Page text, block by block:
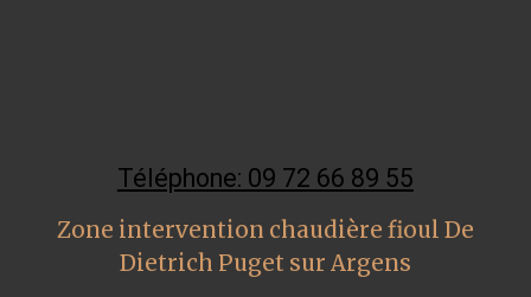
Téléphone: 09 72 66 89 55
Zone intervention chaudière fioul De
Dietrich Puget sur Argens